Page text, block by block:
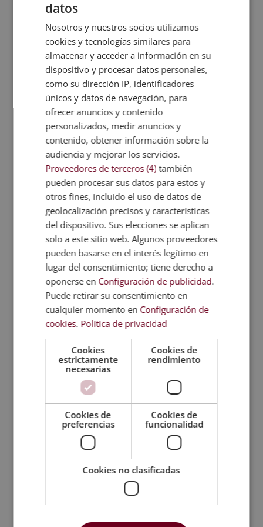
podrás diseñar estrategias de prevención
Metodología
Certificación
Temario
Valoraciones (0)
FAQs
TITULACIONES
RELACIONADAS
Postgrado experto en Adicciones,
Alcoholismo y Toxicomanías
precio
precio
datos
Nosotros y nuestros socios utilizamos
cookies y tecnologías similares para
almacenar y acceder a información en su
dispositivo y procesar datos personales,
como su dirección IP, identificadores
únicos y datos de navegación, para
ofrecer anuncios y contenido
personalizados, medir anuncios y
contenido, obtener información sobre la
audiencia y mejorar los servicios.
Proveedores de terceros (4) también
pueden procesar sus datos para estos y
otros fines, incluido el uso de datos de
geolocalización precisos y características
del dispositivo. Sus elecciones se aplican
solo a este sitio web. Algunos proveedores
pueden basarse en el interés legítimo en
lugar del consentimiento; tiene derecho a
oponerse en Configuración de publicidad.
Puede retirar su consentimiento en
cualquier momento en Configuración de
cookies. Política de privacidad
Cookies
estrictamente
necesarias
Cookies de
rendimiento
Cookies de
preferencias
Cookies de
funcionalidad
Cookies no clasificadas